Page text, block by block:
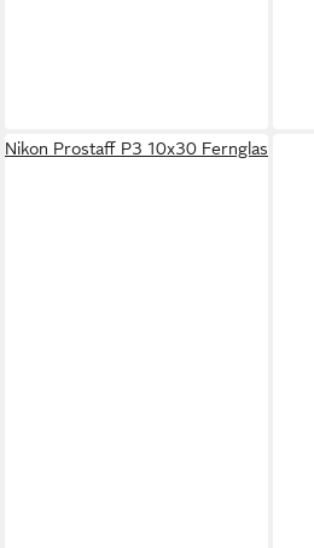
Nikon Prostaff P3 10x30 Fernglas